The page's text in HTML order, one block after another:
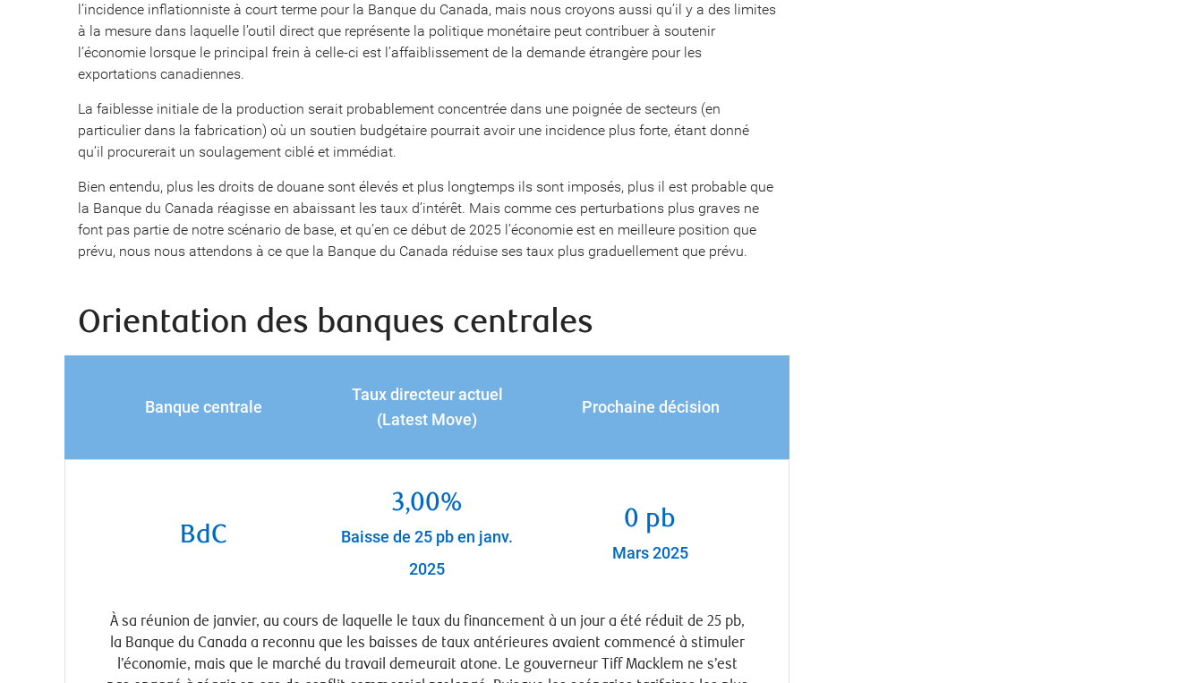
l’incidence inflationniste à court terme pour la Banque du Canada, mais nous croyons aussi qu’il y a des limites
à la mesure dans laquelle l’outil direct que représente la politique monétaire peut contribuer à soutenir
l’économie lorsque le principal frein à celle-ci est l’affaiblissement de la demande étrangère pour les
exportations canadiennes.
La faiblesse initiale de la production serait probablement concentrée dans une poignée de secteurs (en
particulier dans la fabrication) où un soutien budgétaire pourrait avoir une incidence plus forte, étant donné
qu’il procurerait un soulagement ciblé et immédiat.
Bien entendu, plus les droits de douane sont élevés et plus longtemps ils sont imposés, plus il est probable que
la Banque du Canada réagisse en abaissant les taux d’intérêt. Mais comme ces perturbations plus graves ne
font pas partie de notre scénario de base, et qu’en ce début de 2025 l’économie est en meilleure position que
prévu, nous nous attendons à ce que la Banque du Canada réduise ses taux plus graduellement que prévu.
Orientation des banques centrales
Banque centrale
Taux directeur actuel
(Latest Move)
Prochaine décision
BdC
3,00%
Baisse de 25 pb en janv.
2025
0 pb
Mars 2025
À sa réunion de janvier, au cours de laquelle le taux du financement à un jour a été réduit de 25 pb,
la Banque du Canada a reconnu que les baisses de taux antérieures avaient commencé à stimuler
l’économie, mais que le marché du travail demeurait atone. Le gouverneur Tiff Macklem ne s’est